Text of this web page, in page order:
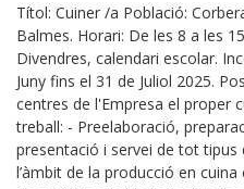
Títol: Cuiner /a Població:
Balmes. Horari: De les 8 a les
Divendres, calendari escolar.
Juny fins el 31 de Juliol 2025.
centres de l'Empresa el proper
treball: - Preelaboració,
presentació i servei de tot tipus
l’àmbit de la producció en